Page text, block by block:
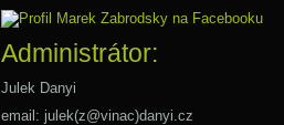
Administrátor:
Julek Danyi
email: julek(z@vinac)danyi.cz